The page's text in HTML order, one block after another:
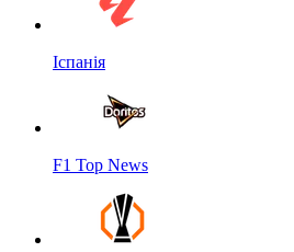
Іспанія
F1 Top News